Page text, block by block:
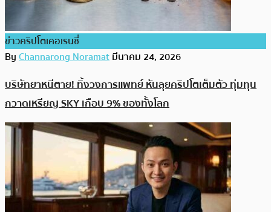
ข่าวคริปโตเคอเรนซี่
ByChannarong Noramatมีนาคม 24, 2026
บริษัทยาหนีตาย! ทิ้งวงการแพทย์ หันลุยคริปโตเต็มตัว ทุ่มทุน
กวาดเหรียญ SKY เกือบ 9% ของทั้งโลก